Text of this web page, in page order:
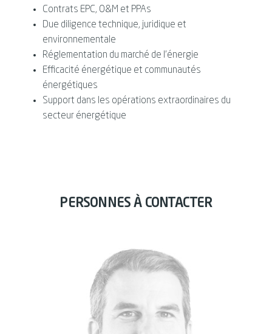
Contrats EPC, O&M et PPAs
Due diligence technique, juridique et
environnementale
Réglementation du marché de l’énergie
Efficacité énergétique et communautés
énergétiques
Support dans les opérations extraordinaires du
secteur énergétique
PERSONNES À CONTACTER